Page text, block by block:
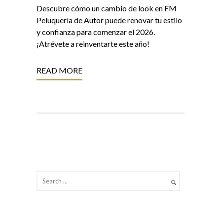
Descubre cómo un cambio de look en FM
Peluquería de Autor puede renovar tu estilo
y confianza para comenzar el 2026.
¡Atrévete a reinventarte este año!
READ MORE